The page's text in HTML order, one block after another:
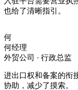
也给了清晰指引。
何
何经理
外贸公司 · 行政总监
进出口权和备案的衔
协助，减少了摸索。